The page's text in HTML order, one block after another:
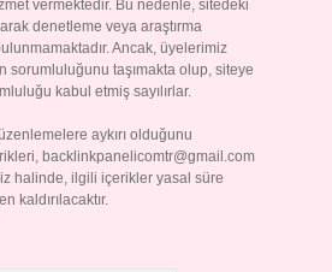
vermektedir. Bu nedenle, sitedeki
denetleme veya araştırma
Ancak, üyelerimiz
sorumluluğunu taşımakta olup, siteye
kabul etmiş sayılırlar.
aykırı olduğunu
backlinkpanelicomtr@gmail.com
halinde, ilgili içerikler yasal süre
kaldırılacaktır.